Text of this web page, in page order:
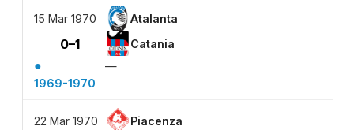
15 Mar 1970 Atalanta
0–1 Catania
●
—
1969-1970
22 Mar 1970 Piacenza